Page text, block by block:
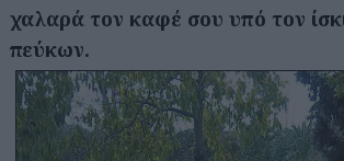
χαλαρά τον καφέ σου υπό τον
πεύκων.